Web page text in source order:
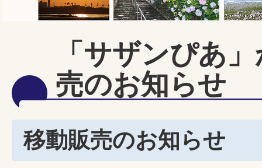
「サザンぴあ
売のお知らせ
移動販売のお知らせ